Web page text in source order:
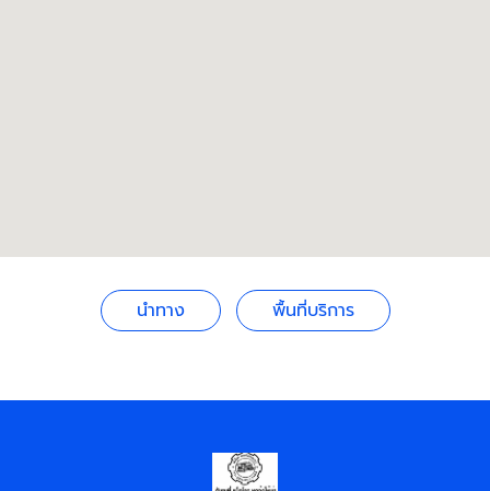
นำทาง พื้นที่บริการ